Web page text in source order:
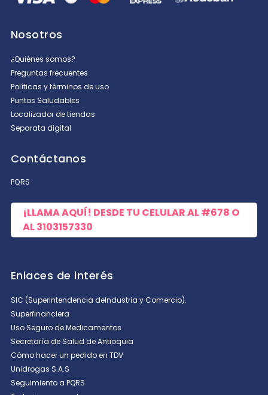
Nosotros
¿Quiénes somos?
Preguntas frecuentes
Políticas y términos de uso
Puntos Saludables
Localizador de tiendas
Separata digital
Contáctanos
PQRS
¡LLAMA AQUÍ! DESDE TU CELULAR AL#678 O
AL3103157330
Enlaces de interés
SIC (Superintendencia deIndustria y Comercio).
Superfinanciera
Uso Seguro de Medicamentos
Secretaría de Salud de Antioquia
Cómo hacer un pedido en TDV
Unidrogas S.A.S
Seguimiento a PQRS